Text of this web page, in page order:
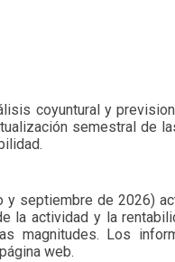
coyuntural y
semestral de
y septiembre de 2026)
la actividad y la
magnitudes. Los
web.